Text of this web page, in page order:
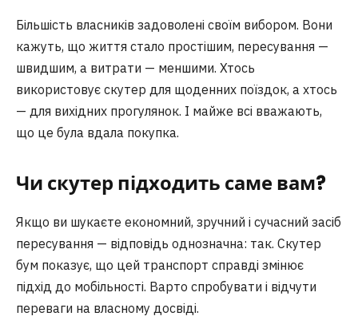
Більшість власників задоволені своїм вибором. Вони
кажуть, що життя стало простішим, пересування —
швидшим, а витрати — меншими. Хтось
використовує скутер для щоденних поїздок, а хтось
— для вихідних прогулянок. І майже всі вважають,
що це була вдала покупка.
Чи скутер підходить саме вам?
Якщо ви шукаєте економний, зручний і сучасний засіб
пересування — відповідь однозначна: так. Скутер
бум показує, що цей транспорт справді змінює
підхід до мобільності. Варто спробувати і відчути
переваги на власному досвіді.